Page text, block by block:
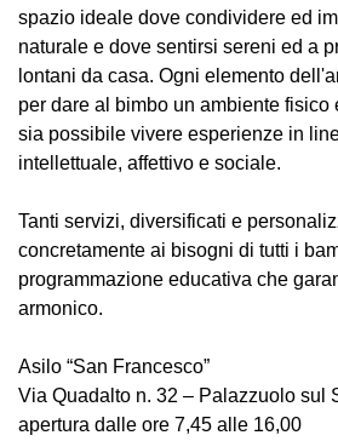
spazio ideale dove condividere ed
naturale e dove sentirsi sereni ed a
lontani da casa. Ogni elemento
per dare al bimbo un ambiente fisico
sia possibile vivere esperienze in
intellettuale, affettivo e sociale.
Tanti servizi, diversificati e
concretamente ai bisogni di tutti i
programmazione educativa che
armonico.
Asilo “San Francesco”
Via Quadalto n. 32 – Palazzuolo sul
apertura dalle ore 7,45 alle 16,00